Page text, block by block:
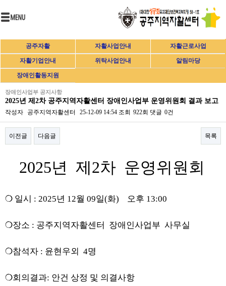
공주자활 자활사업안내 자활근로사업
자활기업안내 위탁사업안내 알림마당
장애인활동지원
장애인사업부 공지사항
2025년 제2차 공주지역자활센터 장애인사업부 운영위원회 결과 보고
작성자 공주지역자활센터 25-12-09 14:54 조회 922회 댓글 0건
이전글 다음글 목록
2025년 제2차 운영위원회
❍ 일시 : 2025년 12월 09일(화) 오후 13:00
❍장소 : 공주지역자활센터 장애인사업부 사무실
❍참석자 : 윤현우외 4명
❍회의결과: 안건 상정 및 의결사항